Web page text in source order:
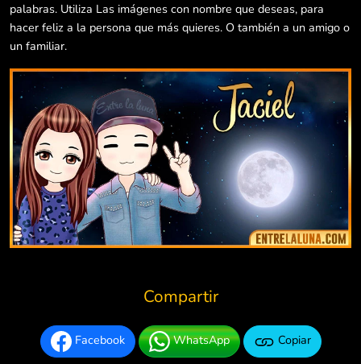
palabras. Utiliza Las imágenes con nombre que deseas, para
hacer feliz a la persona que más quieres. O también a un amigo o
un familiar.
Compartir
Facebook WhatsApp Copiar